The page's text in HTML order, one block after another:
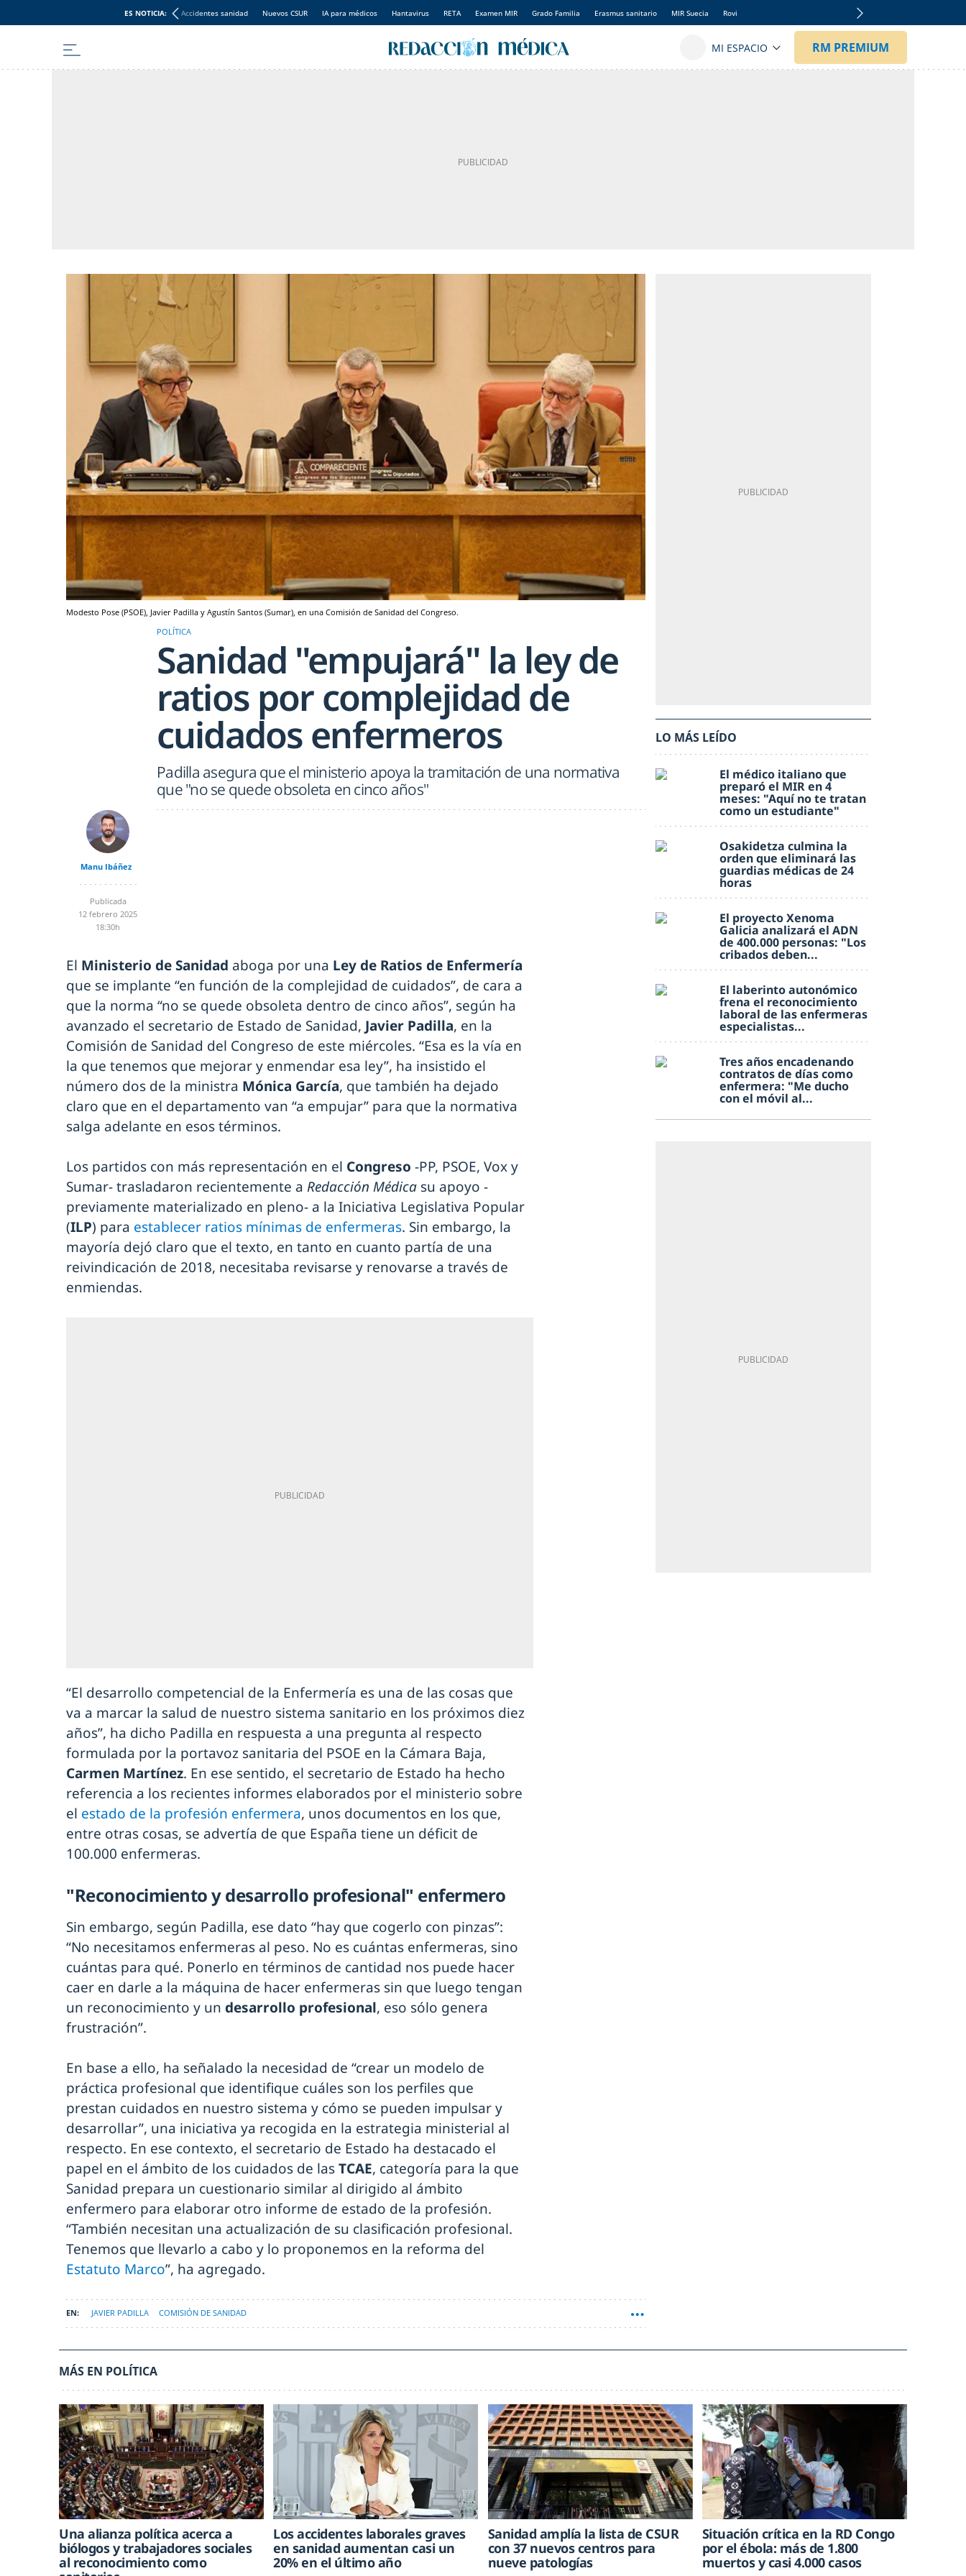
ES NOTICIA: Accidentes sanidad Nuevos CSUR IA para médicos Hantavirus RETA Examen MIR Grado Familia Erasmus sanitario MIR Suecia Rovi
Modesto Pose (PSOE), Javier Padilla y Agustín Santos (Sumar), en una Comisión de Sanidad del Congreso.
POLÍTICA
Sanidad "empujará" la ley de
ratios por complejidad de
cuidados enfermeros
Padilla asegura que el ministerio apoya la tramitación de una normativa
que "no se quede obsoleta en cinco años"
Manu Ibáñez
Publicada
12 febrero 2025
18:30h
El Ministerio de Sanidad aboga por una Ley de Ratios de Enfermería
que se implante “en función de la complejidad de cuidados”, de cara a
que la norma “no se quede obsoleta dentro de cinco años”, según ha
avanzado el secretario de Estado de Sanidad, Javier Padilla, en la
Comisión de Sanidad del Congreso de este miércoles. “Esa es la vía en
la que tenemos que mejorar y enmendar esa ley”, ha insistido el
número dos de la ministra Mónica García, que también ha dejado
claro que en el departamento van “a empujar” para que la normativa
salga adelante en esos términos.
Los partidos con más representación en el Congreso -PP, PSOE, Vox y
Sumar- trasladaron recientemente a Redacción Médica su apoyo -
previamente materializado en pleno- a la Iniciativa Legislativa Popular
(ILP) para establecer ratios mínimas de enfermeras. Sin embargo, la
mayoría dejó claro que el texto, en tanto en cuanto partía de una
reivindicación de 2018, necesitaba revisarse y renovarse a través de
enmiendas.
“El desarrollo competencial de la Enfermería es una de las cosas que
va a marcar la salud de nuestro sistema sanitario en los próximos diez
años”, ha dicho Padilla en respuesta a una pregunta al respecto
formulada por la portavoz sanitaria del PSOE en la Cámara Baja,
Carmen Martínez. En ese sentido, el secretario de Estado ha hecho
referencia a los recientes informes elaborados por el ministerio sobre
el estado de la profesión enfermera, unos documentos en los que,
entre otras cosas, se advertía de que España tiene un déficit de
100.000 enfermeras.
"Reconocimiento y desarrollo profesional" enfermero
Sin embargo, según Padilla, ese dato “hay que cogerlo con pinzas”:
“No necesitamos enfermeras al peso. No es cuántas enfermeras, sino
cuántas para qué. Ponerlo en términos de cantidad nos puede hacer
caer en darle a la máquina de hacer enfermeras sin que luego tengan
un reconocimiento y un desarrollo profesional, eso sólo genera
frustración”.
En base a ello, ha señalado la necesidad de “crear un modelo de
práctica profesional que identifique cuáles son los perfiles que
prestan cuidados en nuestro sistema y cómo se pueden impulsar y
desarrollar”, una iniciativa ya recogida en la estrategia ministerial al
respecto. En ese contexto, el secretario de Estado ha destacado el
papel en el ámbito de los cuidados de lasTCAE, categoría para la que
Sanidad prepara un cuestionario similar al dirigido al ámbito
enfermero para elaborar otro informe de estado de la profesión.
“También necesitan una actualización de su clasificación profesional.
Tenemos que llevarlo a cabo y lo proponemos en la reforma del
Estatuto Marco”, ha agregado.
JAVIER PADILLA COMISIÓN DE SANIDAD
LO MÁS LEÍDO
El médico italiano que
preparó el MIR en 4
meses: "Aquí no te tratan
como un estudiante"
Osakidetza culmina la
orden que eliminará las
guardias médicas de 24
horas
El proyecto Xenoma
Galicia analizará el ADN
de 400.000 personas: "Los
cribados deben...
El laberinto autonómico
frena el reconocimiento
laboral de las enfermeras
especialistas...
Tres años encadenando
contratos de días como
enfermera: "Me ducho
con el móvil al...
MÁS EN POLÍTICA
Una alianza política acerca a
biólogos y trabajadores sociales
al reconocimiento como
Los accidentes laborales graves
en sanidad aumentan casi un
20% en el último año
Sanidad amplía la lista de CSUR
con 37 nuevos centros para
nueve patologías
Situación crítica en la RD Congo
por el ébola: más de 1.800
muertos y casi 4.000 casos